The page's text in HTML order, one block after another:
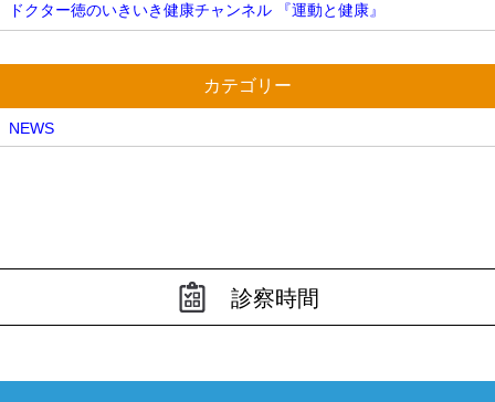
ドクター徳のいきいき健康チャンネル 『運動と健康』
カテゴリー
NEWS
診察時間